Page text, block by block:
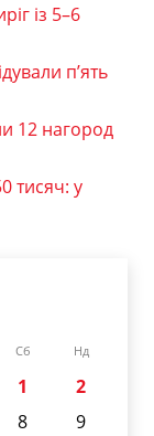
із 5–6
п’ять
12 нагород
тисяч: у
Сб Нд
1
2
8
9